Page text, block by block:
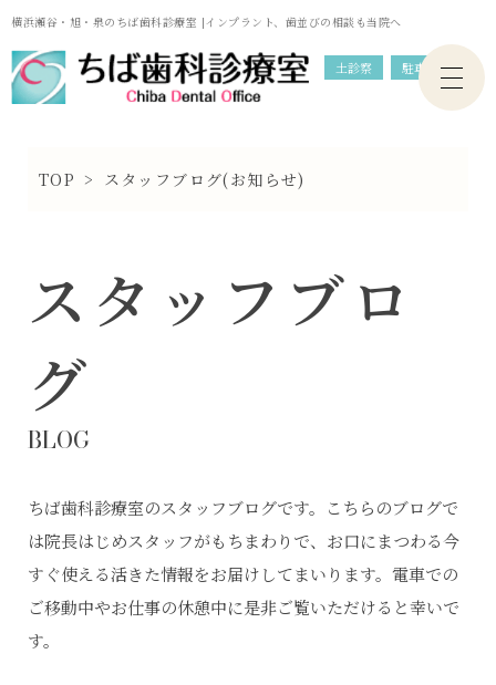
横浜瀬谷・旭・泉のちば歯科診療室 |インプラント、歯並びの相談も当院へ
土診察 駐車場
TOP > スタッフブログ(お知らせ)
スタッフブロ
グ
BLOG
ちば歯科診療室のスタッフブログです。こちらのブログで
は院長はじめスタッフがもちまわりで、お口にまつわる今
すぐ使える活きた情報をお届けしてまいります。電車での
ご移動中やお仕事の休憩中に是非ご覧いただけると幸いで
す。